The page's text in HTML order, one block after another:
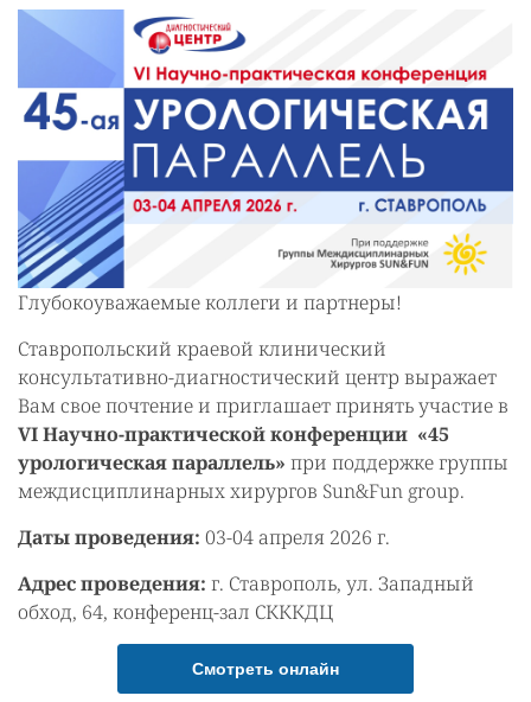
Глубокоуважаемые коллеги и партнеры!
Ставропольский краевой клинический
консультативно-диагностический центр выражает
Вам свое почтение и приглашает принять участие в
VI Научно-практической конференции «45
урологическая параллель» при поддержке группы
междисциплинарных хирургов Sun&Fun group.
Даты проведения: 03-04 апреля 2026 г.
Адрес проведения: г. Ставрополь, ул. Западный
обход, 64, конференц-зал СКККДЦ
Смотреть онлайн